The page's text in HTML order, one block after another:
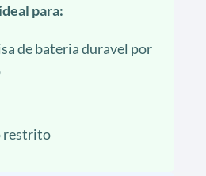
para:
de bateria duravel por
restrito